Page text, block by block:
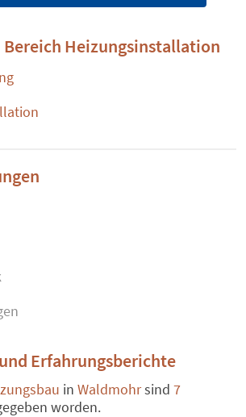
Heizungsinstallation
Erfahrungsberichte
in Waldmohrsind 7
worden.